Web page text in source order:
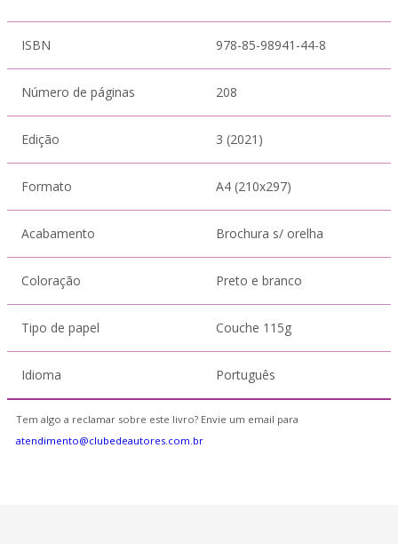
ISBN 978-85-98941-44-8
Número de páginas 208
Edição 3 (2021)
Formato A4 (210x297)
Acabamento Brochura s/ orelha
Coloração Preto e branco
Tipo de papel Couche 115g
Idioma Português
Tem algo a reclamar sobre este livro? Envie um email para
atendimento@clubedeautores.com.br